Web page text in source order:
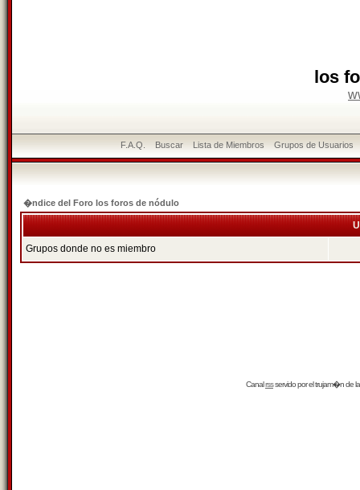
los
F.A.Q. Buscar Lista de Miembros Grupos de Usuarios
�ndice del Foro los foros de nódulo
Grupos donde no es miembro
Canalrssservido por eltrujam�nde